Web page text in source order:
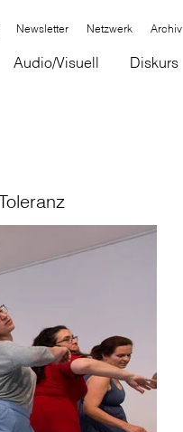
Newsletter Netzwerk Archiv
Audio/Visuell Diskurs